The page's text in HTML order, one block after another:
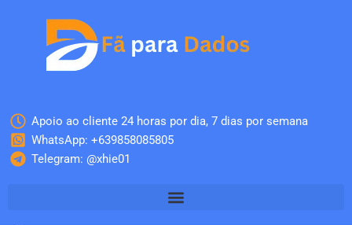
Apoio ao cliente 24 horas por dia, 7 dias por semana
WhatsApp: +639858085805
Telegram: @xhie01